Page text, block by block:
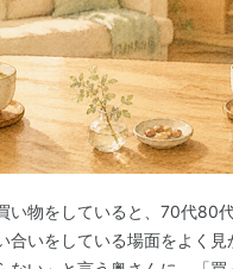
い物をしていると、70代80代
合いをしている場面をよく見